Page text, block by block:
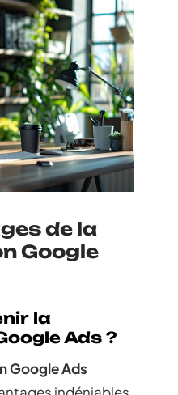
de la
Google
la
Ads ?
Google Ads